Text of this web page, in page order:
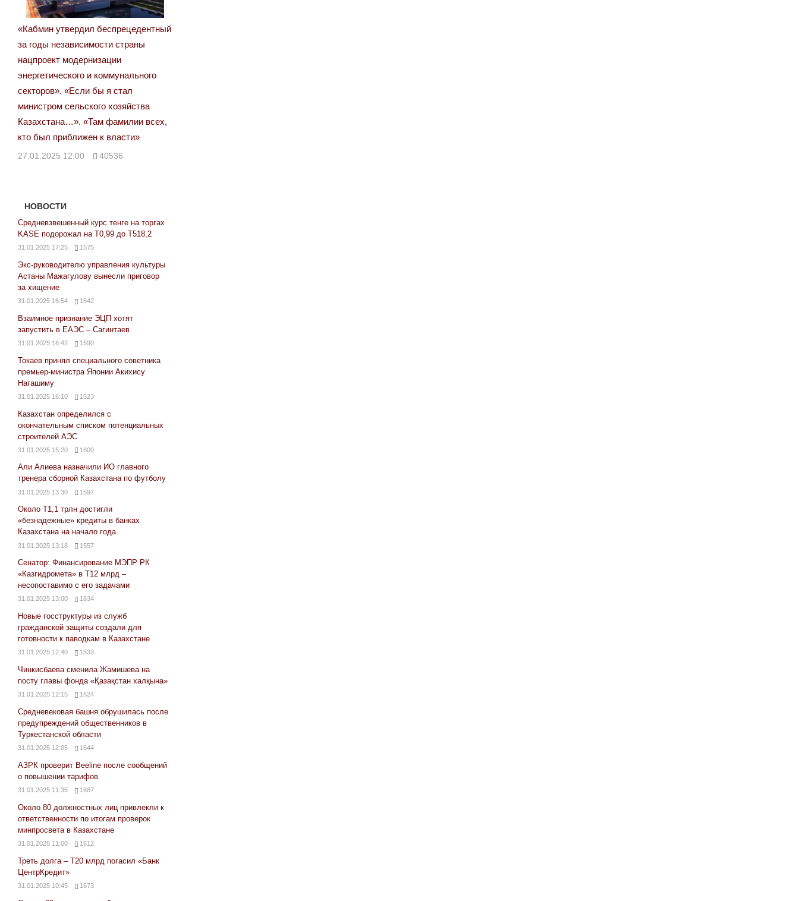
«Кабмин утвердил беспрецедентный
за годы независимости страны
нацпроект модернизации
энергетического и коммунального
секторов». «Если бы я стал
министром сельского хозяйства
Казахстана…». «Там фамилии всех,
кто был приближен к власти»
27.01.2025 12:00 40536
НОВОСТИ
Средневзвешенный курс тенге на торгах
KASE подорожал на Т0,99 до Т518,2
31.01.2025 17:25 1575
Экс-руководителю управления культуры
Астаны Мажагулову вынесли приговор
за хищение
31.01.2025 16:54 1642
Взаимное признание ЭЦП хотят
запустить в ЕАЭС – Сагинтаев
31.01.2025 16:42 1590
Токаев принял специального советника
премьер-министра Японии Акихису
Нагашиму
31.01.2025 16:10 1523
Казахстан определился с
окончательным списком потенциальных
строителей АЭС
31.01.2025 15:20 1800
Али Алиева назначили ИО главного
тренера сборной Казахстана по футболу
31.01.2025 13:30 1597
Около Т1,1 трлн достигли
«безнадежные» кредиты в банках
Казахстана на начало года
31.01.2025 13:18 1557
Сенатор: Финансирование МЭПР РК
«Казгидромета» в Т12 млрд –
несопоставимо с его задачами
31.01.2025 13:00 1634
Новые госструктуры из служб
гражданской защиты создали для
готовности к паводкам в Казахстане
31.01.2025 12:40 1533
Чинкисбаева сменила Жамишева на
посту главы фонда «Қазақстан халқына»
31.01.2025 12:15 1624
Средневековая башня обрушилась после
предупреждений общественников в
Туркестанской области
31.01.2025 12:05 1644
АЗРК проверит Beeline после сообщений
о повышении тарифов
31.01.2025 11:35 1687
Около 80 должностных лиц привлекли к
ответственности по итогам проверок
минпросвета в Казахстане
31.01.2025 11:00 1612
Треть долга – Т20 млрд погасил «Банк
ЦентрКредит»
31.01.2025 10:45 1673